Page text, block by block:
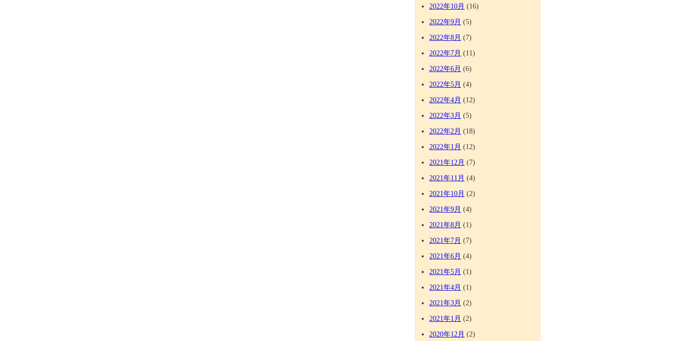
2022年10月 (16)
2022年9月 (5)
2022年8月 (7)
2022年7月 (11)
2022年6月 (6)
2022年5月 (4)
2022年4月 (12)
2022年3月 (5)
2022年2月 (18)
2022年1月 (12)
2021年12月 (7)
2021年11月 (4)
2021年10月 (2)
2021年9月 (4)
2021年8月 (1)
2021年7月 (7)
2021年6月 (4)
2021年5月 (1)
2021年4月 (1)
2021年3月 (2)
2021年1月 (2)
2020年12月 (2)